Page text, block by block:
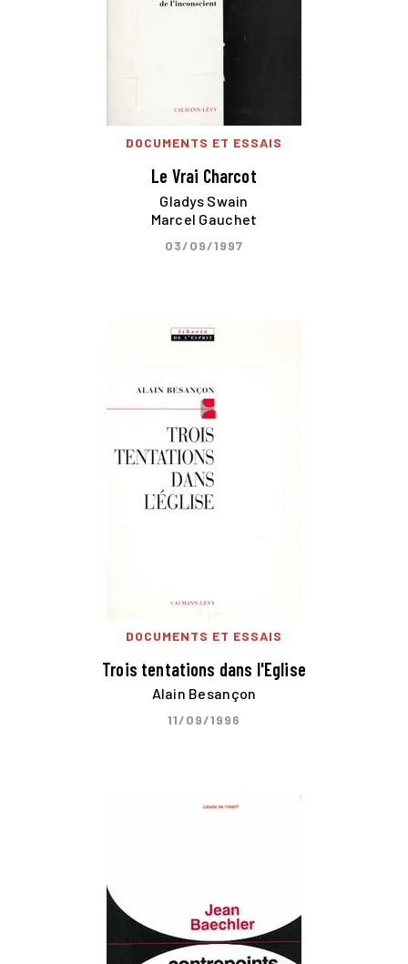
DOCUMENTS ET ESSAIS
Le Vrai Charcot
Gladys Swain
Marcel Gauchet
03/09/1997
DOCUMENTS ET ESSAIS
Trois tentations dans l'Eglise
Alain Besançon
11/09/1996